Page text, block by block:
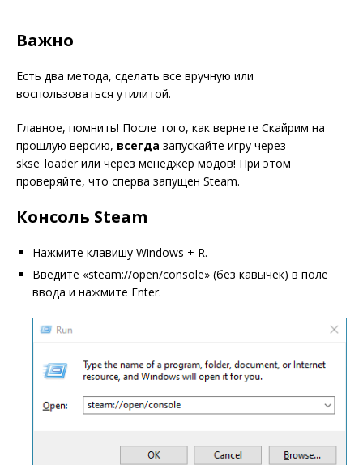
Важно
Есть два метода, сделать все вручную или
воспользоваться утилитой.
Главное, помнить! После того, как вернете Скайрим на
прошлую версию, всегда запускайте игру через
skse_loader или через менеджер модов! При этом
проверяйте, что сперва запущен Steam.
Консоль Steam
Нажмите клавишу Windows + R.
Введите «steam://open/console» (без кавычек) в поле
ввода и нажмите Enter.